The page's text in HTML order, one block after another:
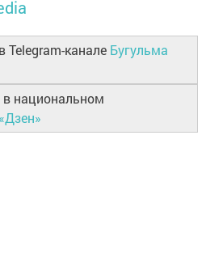
канале Бугульма
национальном
«Дзен»